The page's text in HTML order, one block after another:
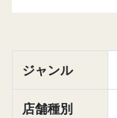
ジャンル
店舗種別